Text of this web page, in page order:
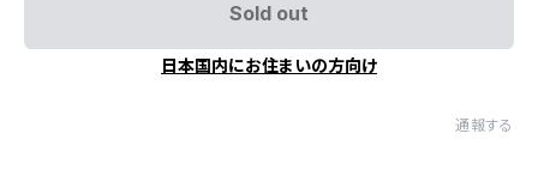
Sold out
日本国内にお住まいの方向け
通報する